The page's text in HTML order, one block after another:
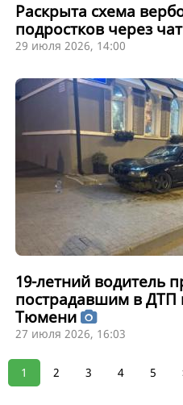
Раскрыта схема
подростков через
29 июля 2026, 14:00
19-летний водитель
пострадавшим в ДТП
Тюмени
27 июля 2026, 16:03
1 2 3 4 5